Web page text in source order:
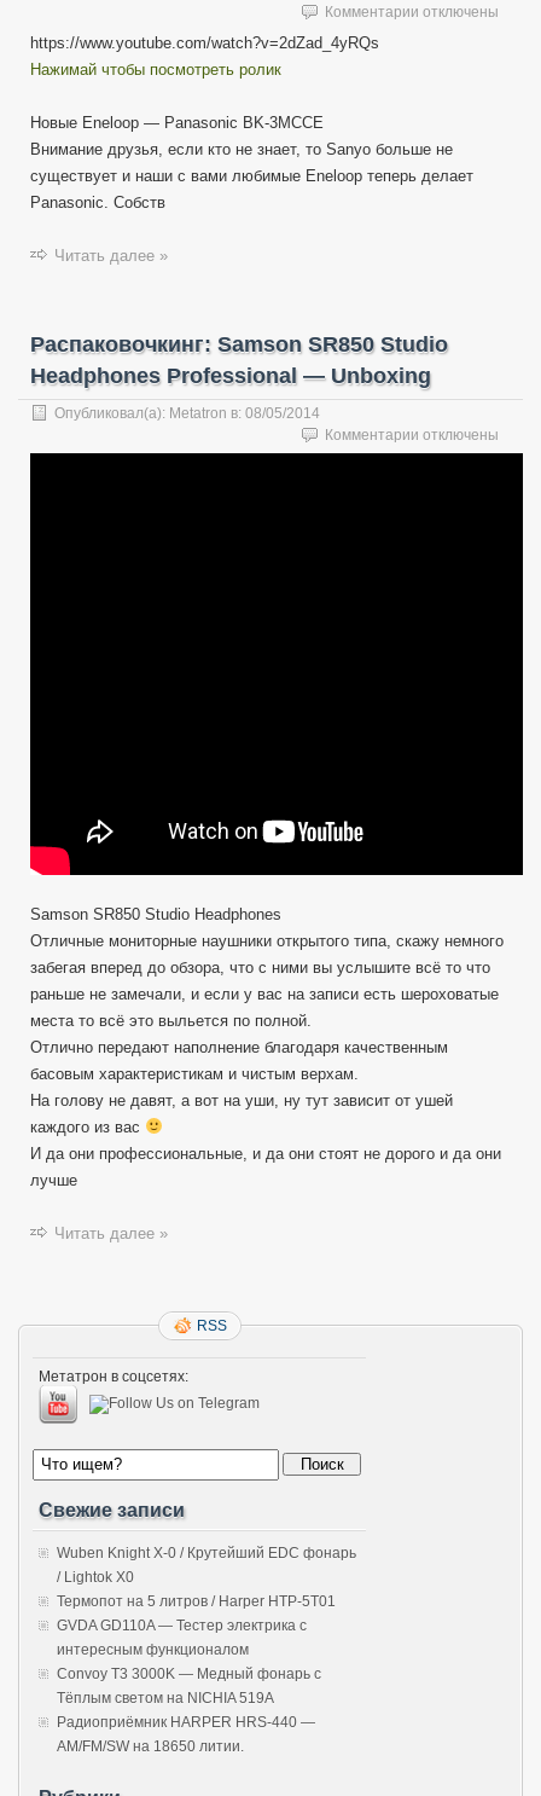
Комментарии котключены
https://www.youtube.com/watch?v=2dZad_4yRQs
Нажимай чтобы посмотреть ролик
Новые Eneloop — Panasoniс BK-3MCCE
Внимание друзья, если кто не знает, то Sanyo больше не
существует и наши с вами любимые Eneloop теперь делает
Panasonic. Собств
Читать далее »
Распаковочкинг: Samson SR850 Studio
Headphones Professional — Unboxing
Опубликовал(а): Metatron в: 08/05/2014
Комментарии к
записи
отключены
Samson SR850 Studio Headphones
Отличные мониторные наушники открытого типа, скажу немного
забегая вперед до обзора, что с ними вы услышите всё то что
раньше не замечали, и если у вас на записи есть шероховатые
места то всё это выльется по полной.
Отлично передают наполнение благодаря качественным
басовым характеристикам и чистым верхам.
На голову не давят, а вот на уши, ну тут зависит от ушей
каждого из вас
И да они профессиональные, и да они стоят не дорого и да они
лучше
Читать далее »
RSS
Метатрон в соцсетях:
Свежие записи
Wuben Knight X-0 / Крутейший EDC фонарь
/ Lightok X0
Термопот на 5 литров / Harper HTP-5T01
GVDA GD110A — Тестер электрика с
интересным функционалом
Convoy T3 3000K — Медный фонарь с
Тёплым светом на NICHIA 519A
Радиоприёмник HARPER HRS-440 —
AM/FM/SW на 18650 литии.